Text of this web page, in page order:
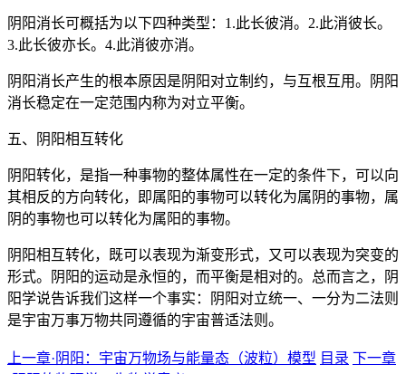
阴阳消长可概括为以下四种类型：1.此长彼消。2.此消彼长。
3.此长彼亦长。4.此消彼亦消。
阴阳消长产生的根本原因是阴阳对立制约，与互根互用。阴阳
消长稳定在一定范围内称为对立平衡。
五、阴阳相互转化
阴阳转化，是指一种事物的整体属性在一定的条件下，可以向
其相反的方向转化，即属阳的事物可以转化为属阴的事物，属
阴的事物也可以转化为属阳的事物。
阴阳相互转化，既可以表现为渐变形式，又可以表现为突变的
形式。阴阳的运动是永恒的，而平衡是相对的。总而言之，阴
阳学说告诉我们这样一个事实：阴阳对立统一、一分为二法则
是宇宙万事万物共同遵循的宇宙普适法则。
上一章·阴阳：宇宙万物场与能量态（波粒）模型 目录 下一章